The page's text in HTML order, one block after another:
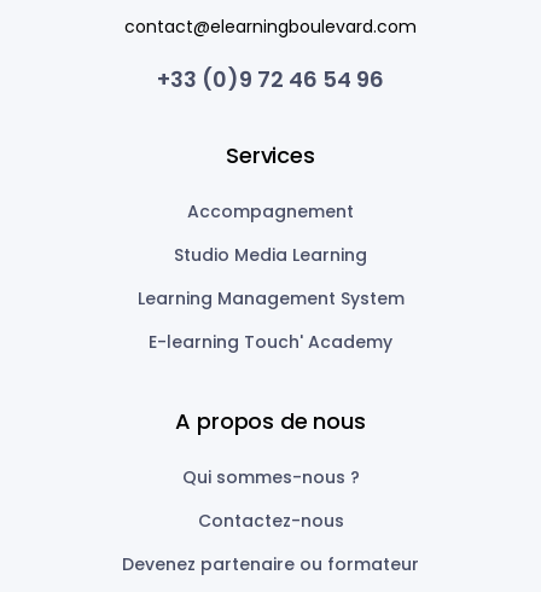
contact@elearningboulevard.com
+33 (0)9 72 46 54 96
Services
Accompagnement
Studio Media Learning
Learning Management System
E-learning Touch' Academy
A propos de nous
Qui sommes-nous ?
Contactez-nous
Devenez partenaire ou formateur